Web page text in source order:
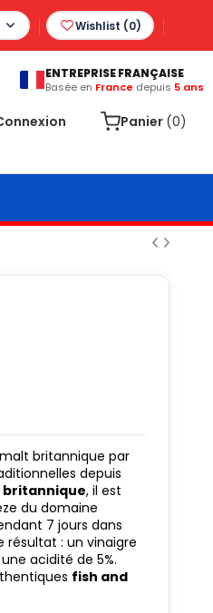
Wishlist (0)
9.6/10 (2563 avis)
ENTREPRISE FRANÇAISE
Basée en France depuis 5 ans
Panier (0)
britannique par
depuis
britannique, il est
du domaine
7 jours dans
résultat : un vinaigre
acidité de 5%.
fish and